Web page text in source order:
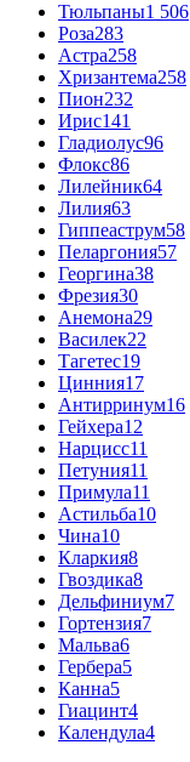
Тюльпаны1 506
Роза283
Астра258
Хризантема258
Пион232
Ирис141
Гладиолус96
Флокс86
Лилейник64
Лилия63
Гиппеаструм58
Пеларгония57
Георгина38
Фрезия30
Анемона29
Василек22
Тагетес19
Цинния17
Антирринум16
Гейхера12
Нарцисс11
Петуния11
Примула11
Астильба10
Чина10
Кларкия8
Гвоздика8
Дельфиниум7
Гортензия7
Мальва6
Гербера5
Канна5
Гиацинт4
Календула4